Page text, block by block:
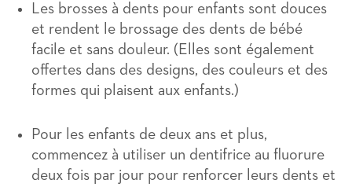
Les brosses à dents pour enfants sont douces
et rendent le brossage des dents de bébé
facile et sans douleur. (Elles sont également
offertes dans des designs, des couleurs et des
formes qui plaisent aux enfants.)
Pour les enfants de deux ans et plus,
commencez à utiliser un dentifrice au fluorure
deux fois par jour pour renforcer leurs dents et